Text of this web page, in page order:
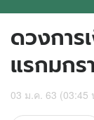
ดวงการ
แรกมกร
03 ม.ค. 63 (03:45